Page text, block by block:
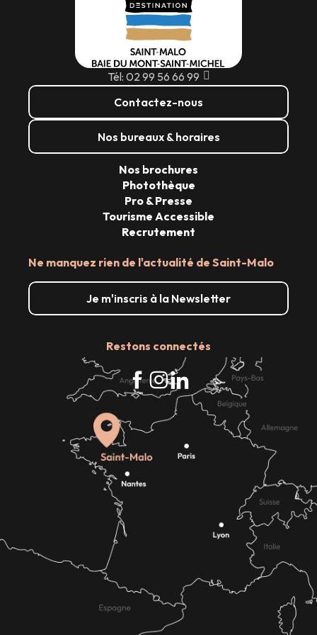
Tél: 02 99 56 66 99
Contactez-nous
Nos bureaux & horaires
Ne manquez rien de l'actualité de Saint-Malo
Je m'inscris à la Newsletter
Restons connectés
Nos brochures
Photothèque
Pro & Presse
Tourisme Accessible
Recrutement